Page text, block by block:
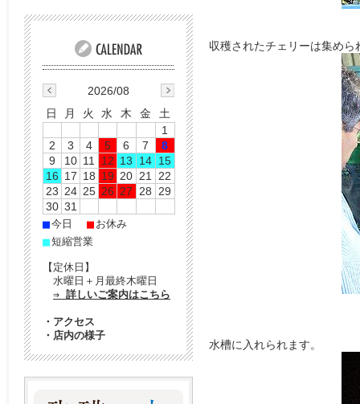
収穫されたチェリーは集めら
水槽に入れられます。
2026/08
日
月 火 水 木 金
土
1
2
3 4 5 6 7
8
9
10 11 12 13 14 15
16 17 18 19 20 21
22
23 24 25 26 27 28
29
30 31
■今日 ■ お休み
■短縮営業
【定休日】
水曜日＋月最終木曜日
⇒ 詳しいご案内はこちら
・ アクセス
・ 店内の様子